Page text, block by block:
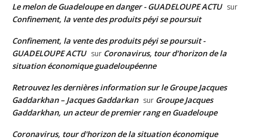
Le melon de Guadeloupe en danger - GUADELOUPE ACTU sur
Confinement, la vente des produits péyi se poursuit
Confinement, la vente des produits péyi se poursuit -
GUADELOUPE ACTU sur Coronavirus, tour d’horizon de la
situation économique guadeloupéenne
Retrouvez les dernières information sur le Groupe Jacques
Gaddarkhan – Jacques Gaddarkan sur Groupe Jacques
Gaddarkhan, un acteur de premier rang en Guadeloupe
Coronavirus, tour d'horizon de la situation économique